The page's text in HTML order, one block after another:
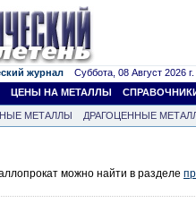
журнал Суббота, 08 Август 2026 г.
ЦЕНЫ НА МЕТАЛЛЫ
МЕТАЛЛЫ
ДРАГОЦЕННЫЕ
можно найти в разделе